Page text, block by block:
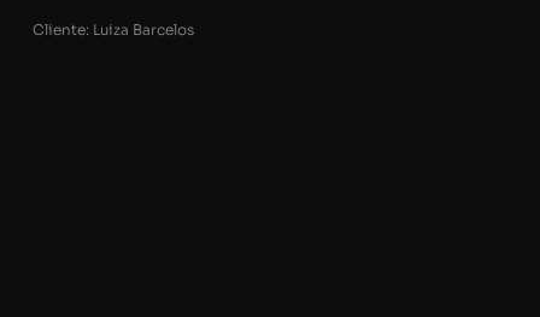
Cliente: Luiza Barcelos